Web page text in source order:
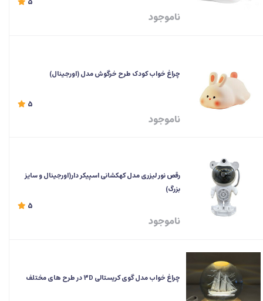
ناموجود
چراغ خواب کودک طرح خرگوش مدل (اورجینال)
5
ناموجود
رقص نور لیزری مدل کهکشانی اسپیکر دار(اورجینال و سایز
بزرگ)
5
ناموجود
چراغ خواب مدل گوی کریستالی 3D در طرح های مختلف